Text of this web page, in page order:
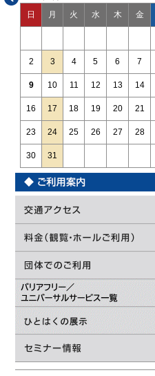
日 月 火 水 木 金
2 3 4 5 6 7
9 10 11 12 13 14
16 17 18 19 20 21
23 24 25 26 27 28
30 31